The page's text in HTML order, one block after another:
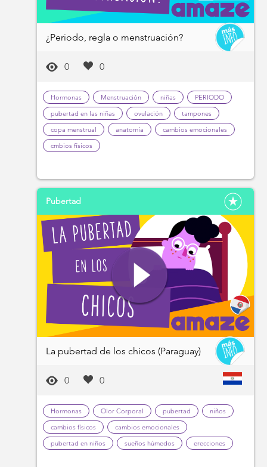
¿Periodo, regla o menstruación?
0 0
Hormonas Menstruación niñas
PERIODO
pubertad en las niñas
ovulación
tampones
copa menstrual
anatomía
cambios emocionales
cmbios físicos
Pubertad
La pubertad de los chicos (Paraguay)
0 0
Hormonas Olor Corporal pubertad
niños
cambios físicos
cambios emocionales
pubertad en niños
sueños húmedos erecciones